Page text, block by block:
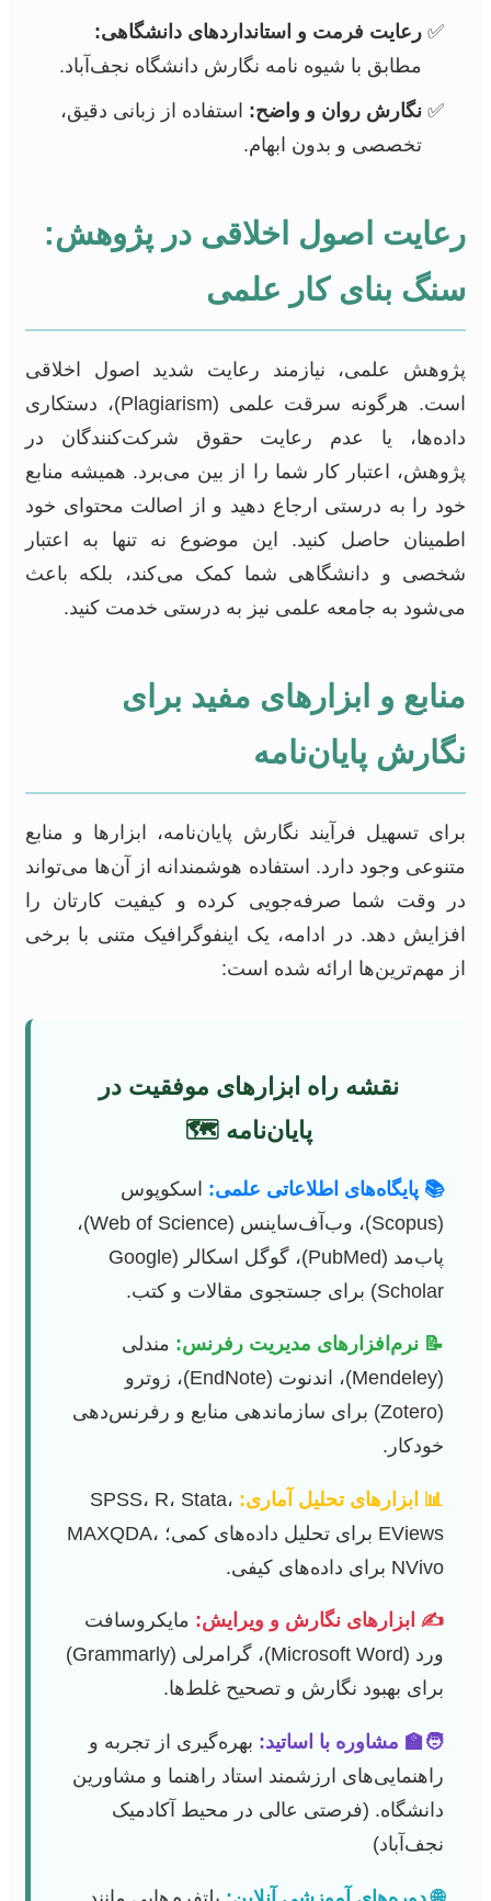
رعایت فرمت و استانداردهای دانشگاهی:
مطابق با شیوه نامه نگارش دانشگاه نجف‌آباد.
نگارش روان و واضح: استفاده از زبانی دقیق،
تخصصی و بدون ابهام.
رعایت اصول اخلاقی در پژوهش:
سنگ بنای کار علمی
پژوهش علمی، نیازمند رعایت شدید اصول اخلاقی
است. هرگونه سرقت علمی (Plagiarism)، دستکاری
داده‌ها، یا عدم رعایت حقوق شرکت‌کنندگان در
پژوهش، اعتبار کار شما را از بین می‌برد. همیشه منابع
خود را به درستی ارجاع دهید و از اصالت محتوای خود
اطمینان حاصل کنید. این موضوع نه تنها به اعتبار
شخصی و دانشگاهی شما کمک می‌کند، بلکه باعث
می‌شود به جامعه علمی نیز به درستی خدمت کنید.
منابع و ابزارهای مفید برای
نگارش پایان‌نامه
برای تسهیل فرآیند نگارش پایان‌نامه، ابزارها و منابع
متنوعی وجود دارد. استفاده هوشمندانه از آن‌ها می‌تواند
در وقت شما صرفه‌جویی کرده و کیفیت کارتان را
افزایش دهد. در ادامه، یک اینفوگرافیک متنی با برخی
از مهم‌ترین‌ها ارائه شده است:
نقشه راه ابزارهای موفقیت در
پایان‌نامه 🗺️
📚 پایگاه‌های اطلاعاتی علمی: اسکوپوس
(Scopus)، وب‌آف‌ساینس (Web of Science)،
پاب‌مد (PubMed)، گوگل اسکالر (Google
Scholar) برای جستجوی مقالات و کتب.
📝 نرم‌افزارهای مدیریت رفرنس: مندلی
(Mendeley)، اندنوت (EndNote)، زوترو
(Zotero) برای سازماندهی منابع و رفرنس‌دهی
خودکار.
📊 ابزارهای تحلیل آماری: SPSS، R، Stata،
EViews برای تحلیل داده‌های کمی؛ MAXQDA،
NVivo برای داده‌های کیفی.
✍️ ابزارهای نگارش و ویرایش: مایکروسافت
ورد (Microsoft Word)، گرامرلی (Grammarly)
برای بهبود نگارش و تصحیح غلط‌ها.
🧑‍🏫 مشاوره با اساتید: بهره‌گیری از تجربه و
راهنمایی‌های ارزشمند استاد راهنما و مشاورین
دانشگاه. (فرصتی عالی در محیط آکادمیک
نجف‌آباد)